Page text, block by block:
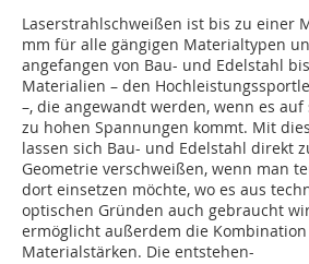
Laserstrahlschweißen ist bis zu einer
mm für alle gängigen Materialtypen
angefangen von Bau- und Edelstahl
Materialien – den
–, die angewandt werden, wenn es
zu hohen Spannungen kommt. Mit
lassen sich Bau- und Edelstahl direkt
Geometrie verschweißen, wenn man
dort einsetzen möchte, wo es aus
optischen Gründen auch gebraucht
ermöglicht außerdem die
Materialstärken. Die entstehen-